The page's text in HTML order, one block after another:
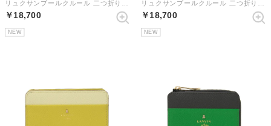
￥18,700
NEW
￥18,700
NEW